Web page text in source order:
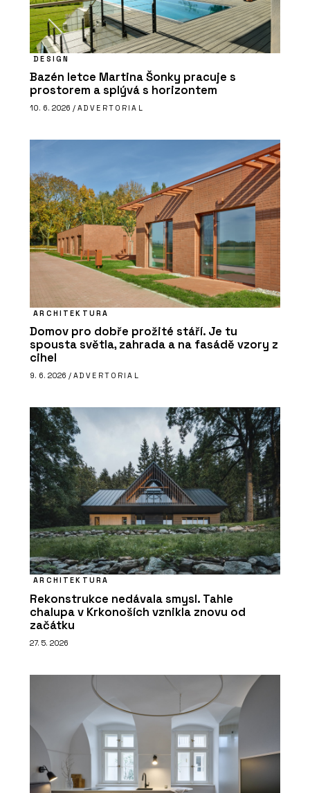
DESIGN
Bazén letce Martina Šonky pracuje s
prostorem a splývá s horizontem
10. 6. 2026 / ADVERTORIAL
ARCHITEKTURA
Domov pro dobře prožité stáří. Je tu
spousta světla, zahrada a na fasádě vzory z
cihel
9. 6. 2026 / ADVERTORIAL
ARCHITEKTURA
Rekonstrukce nedávala smysl. Tahle
chalupa v Krkonoších vznikla znovu od
začátku
27. 5. 2026